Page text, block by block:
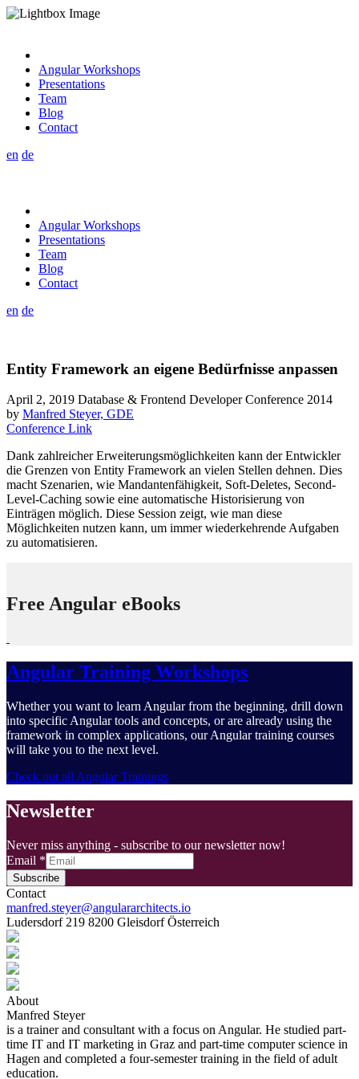
Angular Workshops
Presentations
Team
Blog
Contact
en de
Angular Workshops
Presentations
Team
Blog
Contact
en de
Entity Framework an eigene Bedürfnisse anpassen
April 2, 2019 Database & Frontend Developer Conference 2014
by Manfred Steyer, GDE
Conference Link
Dank zahlreicher Erweiterungsmöglichkeiten kann der Entwickler
die Grenzen von Entity Framework an vielen Stellen dehnen. Dies
macht Szenarien, wie Mandantenfähigkeit, Soft-Deletes, Second-
Level-Caching sowie eine automatische Historisierung von
Einträgen möglich. Diese Session zeigt, wie man diese
Möglichkeiten nutzen kann, um immer wiederkehrende Aufgaben
zu automatisieren.
Free Angular eBooks
Angular Training Workshops
Whether you want to learn Angular from the beginning, drill down
into specific Angular tools and concepts, or are already using the
framework in complex applications, our Angular training courses
will take you to the next level.
Check out all Angular Trainings
Newsletter
Never miss anything - subscribe to our newsletter now!
Email *
Subscribe
Contact
manfred.steyer@angulararchitects.io
Ludersdorf 219 8200 Gleisdorf Österreich
About
Manfred Steyer
is a trainer and consultant with a focus on Angular. He studied part-
time IT and IT marketing in Graz and part-time computer science in
Hagen and completed a four-semester training in the field of adult
education.